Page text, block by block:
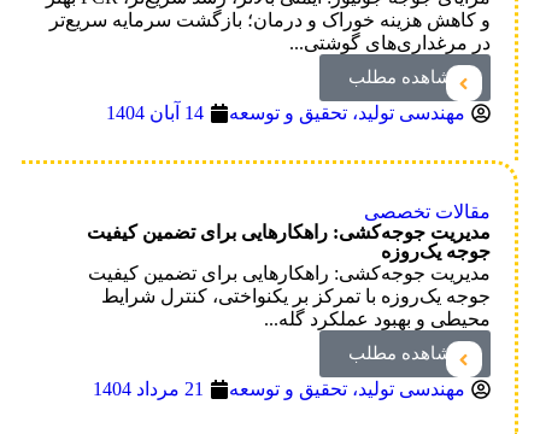
و کاهش هزینه خوراک و درمان؛ بازگشت سرمایه سریع‌تر
در مرغداری‌های گوشتی...
مشاهده مطلب
مهندسی تولید، تحقیق و توسعه 14 آبان 1404
مقالات تخصصی
مدیریت جوجه‌کشی: راهکارهایی برای تضمین کیفیت
جوجه یک‌روزه
مدیریت جوجه‌کشی: راهکارهایی برای تضمین کیفیت
جوجه یک‌روزه با تمرکز بر یکنواختی، کنترل شرایط
محیطی و بهبود عملکرد گله...
مشاهده مطلب
مهندسی تولید، تحقیق و توسعه 21 مرداد 1404